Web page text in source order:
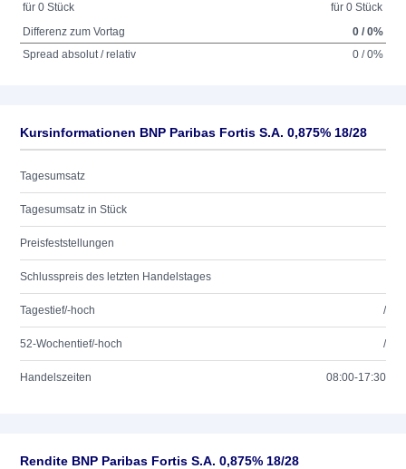
für 0 Stück
für 0 Stück
Differenz zum Vortag
0 / 0%
Spread absolut / relativ
0 / 0%
Kursinformationen BNP Paribas Fortis S.A. 0,875% 18/28
Tagesumsatz
Tagesumsatz in Stück
Preisfeststellungen
Schlusspreis des letzten Handelstages
Tagestief/-hoch /
52-Wochentief/-hoch /
Handelszeiten 08:00-17:30
Rendite BNP Paribas Fortis S.A. 0,875% 18/28